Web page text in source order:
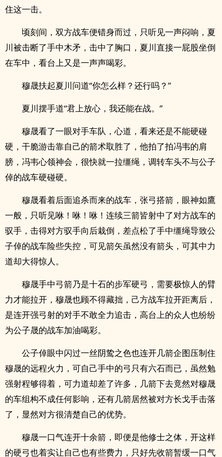
住这一击。
顷刻间，双方战车便错身而过，只听见一声闷响，夏
川被击断了手中木矛，击中了胸口，夏川直接一屁股坐倒
在车中，看台上又是一声声喝彩。
穆晟扶起夏川问道“你怎么样？还行吗？”
夏川摆手道“君上放心，我还能在战。”
穆晟看了一眼对手车队，心道，看来还是不能硬碰
硬，干脆游击靠自己的箭术取胜了，他拍了拍冯韦的肩
膀，冯韦心领神会，很快就一拉缰绳，调转车头不与公子
倬的战车硬碰硬。
穆晟看着后面追杀而来的战车，张弓搭箭，眼神如鷹
一般，只听见咻！咻！咻！连续三箭皆射中了对方战车的
驭手，击得对方驭手向后栽倒，差点松了手中缰绳导致公
子倬的战车险些失控，可见箭矢虽然没有箭头，可其中力
道却大得惊人。
穆晟手中弓箭乃是十石的步军硬弓，需要极惊人的臂
力才能拉开，穆晟也顾不得藏拙，己方战车拉开距离后，
是连开强弓射的对手不敢全力追击，高台上的众人也纷纷
为公子晟的战车加油喝彩。
公子倬眼中闪过一丝阴鸷之色也连开几箭企图压制住
穆晟的远程火力，可自己手中的弓只有六石而已，虽然勉
强射程够得着，可力道却差了许多，几箭下去竟然对穆晟
的车组构不成任何影响，还有几箭居然被对方长戈手击落
了，显然对方很清楚自己的优势。
穆晟一口气连开十余箭，即便是他修士之体，开这样
的硬弓也着实让自己也有些费力，只好先收箭暂缓一口气